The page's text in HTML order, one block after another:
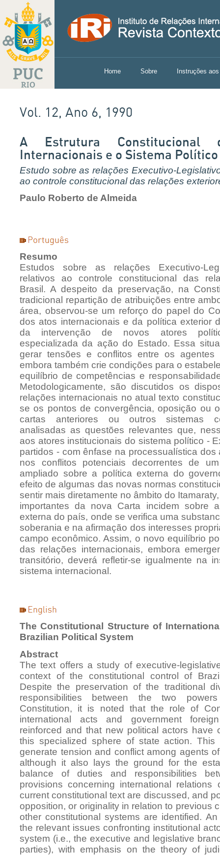
Home Sobre Instruções
Vol. 12, Ano 6, 1990
A Estrutura Constitucional
Internacionais e o Sistema
Estudo sobre as relações Executivo-
ao controle constitucional das relações
Paulo Roberto de Almeida
Resumo
Estudos sobre as relações Executivo-
relativos ao controle constitucional das
Brasil. A despeito da preservação, na
tradicional repartição de atribuições entre
área, observou-se um reforço do papel do
dos atos internacionais e da política exterior
da intervenção de novos atores
especializada da ação do Estado. Essa
gerar tensões e conflitos entre os agentes
embora também crie condições para o
equilíbrio de competências e
Metodologicamente, são discutidos os
relações internacionais no atual texto
se os pontos de convergência, oposição ou
cartas anteriores ou outros sistemas
analisadas as questões relevantes que,
aos atores institucionais do sistema político -
partidos - com ênfase na processualística dos
nos conflitos potenciais decorrentes de
ampliado sobre a política externa do
efeito de algumas das novas normas
sentir mais diretamente no âmbito do
importantes da nova Carta incidem sobre
externa do país, onde se verifica uma
soberania e na afirmação dos interesses
campo econômico. Assim, o novo equilíbrio
das relações internacionais, embora
transitório, deverá refletir-se igualmente na
sistema internacional.
The Constitutional Structure of
Brazilian Political System
Abstract
The text offers a study of executive-
context of the constitutional control of
Despite the preservation of the traditional
responsibilities between the two
Constitution, it is noted that the role of
international acts and government
reinforced and that new political actors have
this specialized sphere of state action.
generate tension and conflict among agents
although it also lays the ground for the
balance of duties and responsibilities
provisions concerning international relations
current constitutional text are discussed, and
opposition, or originality in relation to previous
other constitutional systems are identified.
the relevant issues confronting institutional
system (i.e., the executive and legislative
parties), with emphasis on the theory of